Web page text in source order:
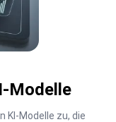
Modelle
KI-Modelle zu, die